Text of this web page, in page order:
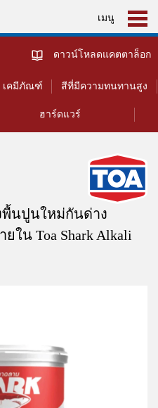
เมนู
เคมีภัณฑ์ สีที่มีความทนทานสูง
ฮาร์ดแวร์
ดาวน์โหลดแคตตาล็อก
นปูนใหม่กันด่าง
ใน Toa Shark Alkali